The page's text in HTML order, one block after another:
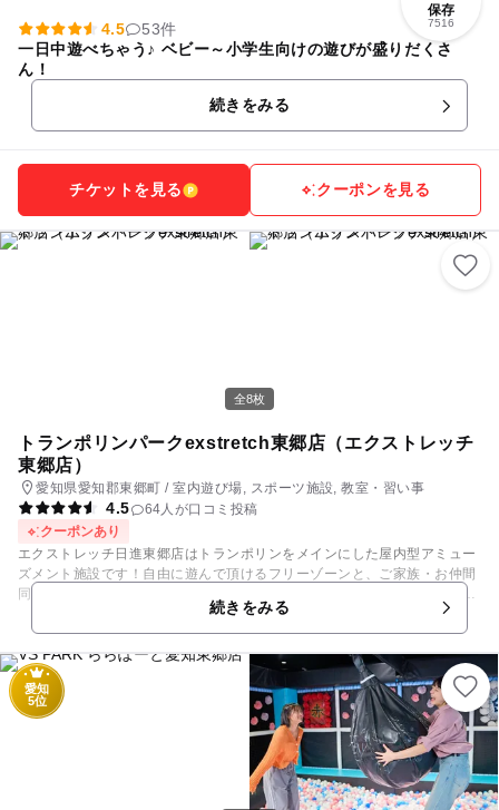
保存
7516
4.5
53件
一日中遊べちゃう♪ ベビー～小学生向けの遊びが盛りだくさ
ん！
続きをみる
チケットを見る クーポンを見る
全8枚
トランポリンパークexstretch東郷店（エクストレッチ
東郷店）
愛知県愛知郡東郷町 / 室内遊び場, スポーツ施設, 教室・習い事
4.5
64人が口コミ投稿
クーポンあり
エクストレッチ日進東郷店はトランポリンをメインにした屋内型アミュー
ズメント施設です！自由に遊んで頂けるフリーゾーンと、ご家族・お仲間
同士で占有できるプライベートゾーンを用意。トランポリンをはじめ、
様々な遊具でお遊び頂けます。 バランススクーターが気軽に体験できた
り、ＴＶモニター内にトランポリンで飛び跳ねる自分の姿が登場し、アト
ラクションを楽しむ最新ゲーム、また３歳未満のお子様がご利用できるキ
ッズゾーンも用意しております。 冷暖房完備なのでどんな季節でも快適に
遊んで頂けます！
続きをみる
愛知
5位